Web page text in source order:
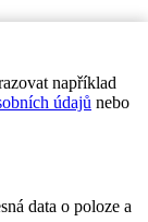
například
údajů nebo
data o poloze a